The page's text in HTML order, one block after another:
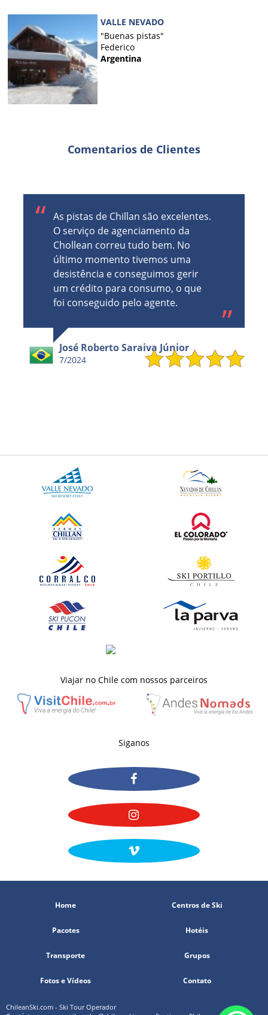
VALLE NEVADO
"Buenas pistas"
Federico
Argentina
Comentarios de Clientes
As pistas de Chillan são excelentes.
O serviço de agenciamento da
Chollean correu tudo bem. No
último momento tivemos uma
desistência e conseguimos gerir
um crédito para consumo, o que
foi conseguido pelo agente.
José Roberto Saraiva Júnior
7/2024
Viajar no Chile com nossos parceiros
Siganos
Home Centros de Ski
Pacotes Hotéis
Transporte Grupos
Fotos e Vídeos Contato
ChileanSki.com - Ski Tour Operador